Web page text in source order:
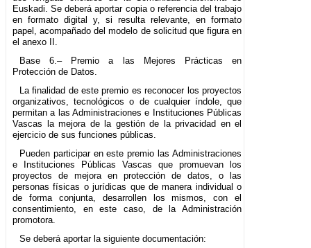
Euskadi. Se deberá aportar copia o referencia del trabajo
en formato digital y, si resulta relevante, en formato
papel, acompañado del modelo de solicitud que figura en
el anexo II.
Base 6.– Premio a las Mejores Prácticas en
Protección de Datos.
La finalidad de este premio es reconocer los proyectos
organizativos, tecnológicos o de cualquier índole, que
permitan a las Administraciones e Instituciones Públicas
Vascas la mejora de la gestión de la privacidad en el
ejercicio de sus funciones públicas.
Pueden participar en este premio las Administraciones
e Instituciones Públicas Vascas que promuevan los
proyectos de mejora en protección de datos, o las
personas físicas o jurídicas que de manera individual o
de forma conjunta, desarrollen los mismos, con el
consentimiento, en este caso, de la Administración
promotora.
Se deberá aportar la siguiente documentación: